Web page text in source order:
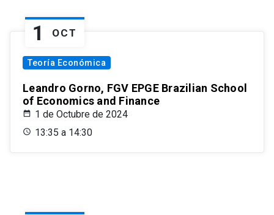
1 OCT
Teoría Económica
Leandro Gorno, FGV EPGE Brazilian School
of Economics and Finance
1 de Octubre de 2024
13:35 a 14:30